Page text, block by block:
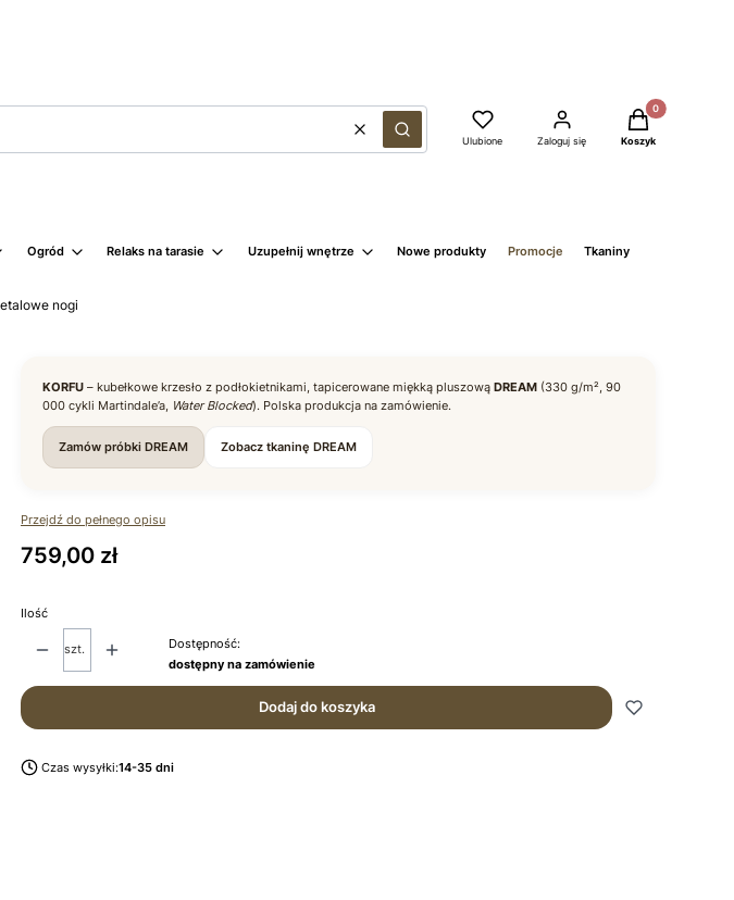
WyczyśćSzukaj Ulubione Zaloguj się
Produkty w
Koszyk
Ogród Relaks na tarasie Uzupełnij wnętrze Nowe produkty Promocje Tkaniny
nogi
KORFU – kubełkowe krzesło z podłokietnikami, tapicerowane miękką pluszową DREAM (330 g/m², 90
000 cykli Martindale’a, Water Blocked). Polska produkcja na zamówienie.
Zamów próbki DREAM Zobacz tkaninę DREAM
Przejdź do pełnego opisu
Cena
759,00 zł
Ilość
szt.
Dostępność:
dostępny na zamówienie
Dodaj do koszyka
Czas wysyłki:14-35 dni